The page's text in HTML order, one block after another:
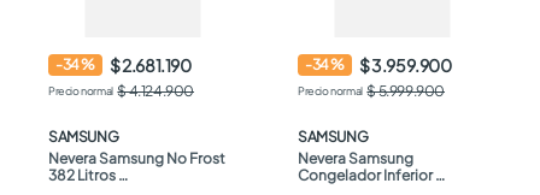
-34% $ 2.681.190
$ 4.124.900
SAMSUNG
Nevera Samsung No Frost
382 Litros
-34% $ 3.959.900
$ 5.999.900
SAMSUNG
Nevera Samsung
Congelador Inferior